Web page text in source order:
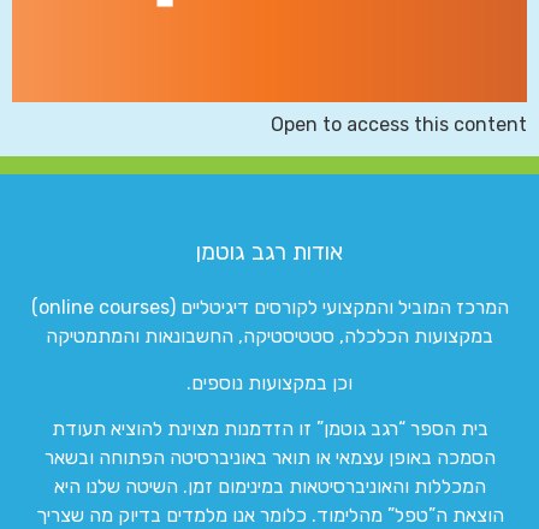
Open to access this content
אודות רגב גוטמן
המרכז המוביל והמקצועי לקורסים דיגיטליים (online courses)
במקצועות הכלכלה, סטטיסטיקה, החשבונאות והמתמטיקה
וכן במקצועות נוספים.
בית הספר “רגב גוטמן” זו הזדמנות מצוינת להוציא תעודת
הסמכה באופן עצמאי או תואר באוניברסיטה הפתוחה ובשאר
המכללות והאוניברסיטאות במינימום זמן. השיטה שלנו היא
הוצאת ה”טפל” מהלימוד. כלומר אנו מלמדים בדיוק מה שצריך